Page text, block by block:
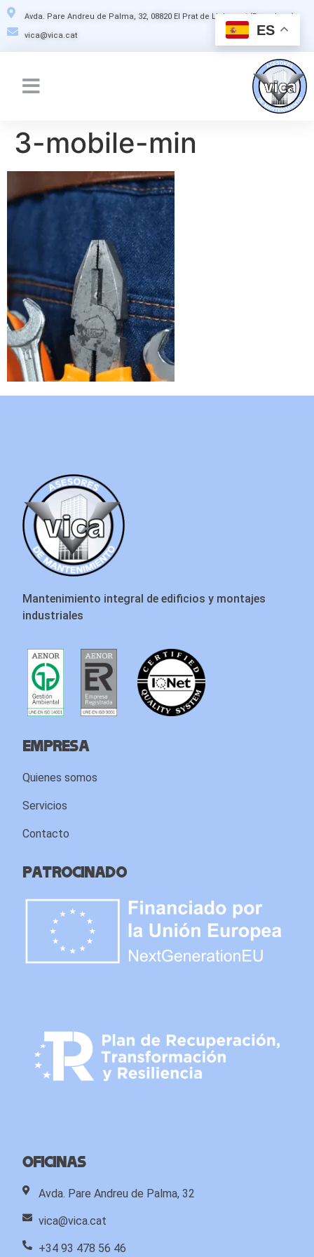
Avda. Pare Andreu de Palma, 32, 08820 El Prat de Llobregat (Barcelona)
vica@vica.cat
3-mobile-min
Mantenimiento integral de edificios y montajes
industriales
Empresa
Quienes somos
Servicios
Contacto
Patrocinado
Oficinas
Avda. Pare Andreu de Palma, 32
vica@vica.cat
+34 93 478 56 46
ES